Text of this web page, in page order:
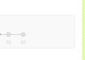
50 60